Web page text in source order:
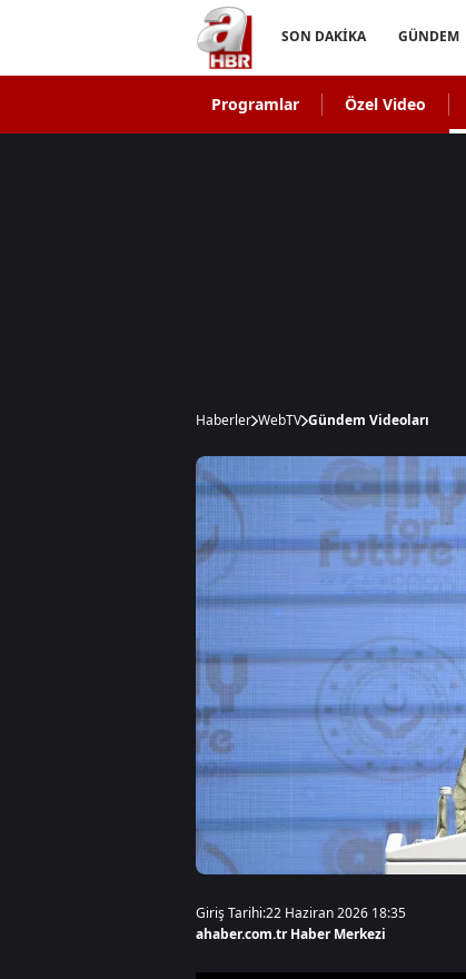
SON DAKİKA GÜNDEM
Programlar Özel Video
Haberler WebTV Gündem Videoları
Giriş Tarihi:22 Haziran 2026 18:35
ahaber.com.tr Haber Merkezi